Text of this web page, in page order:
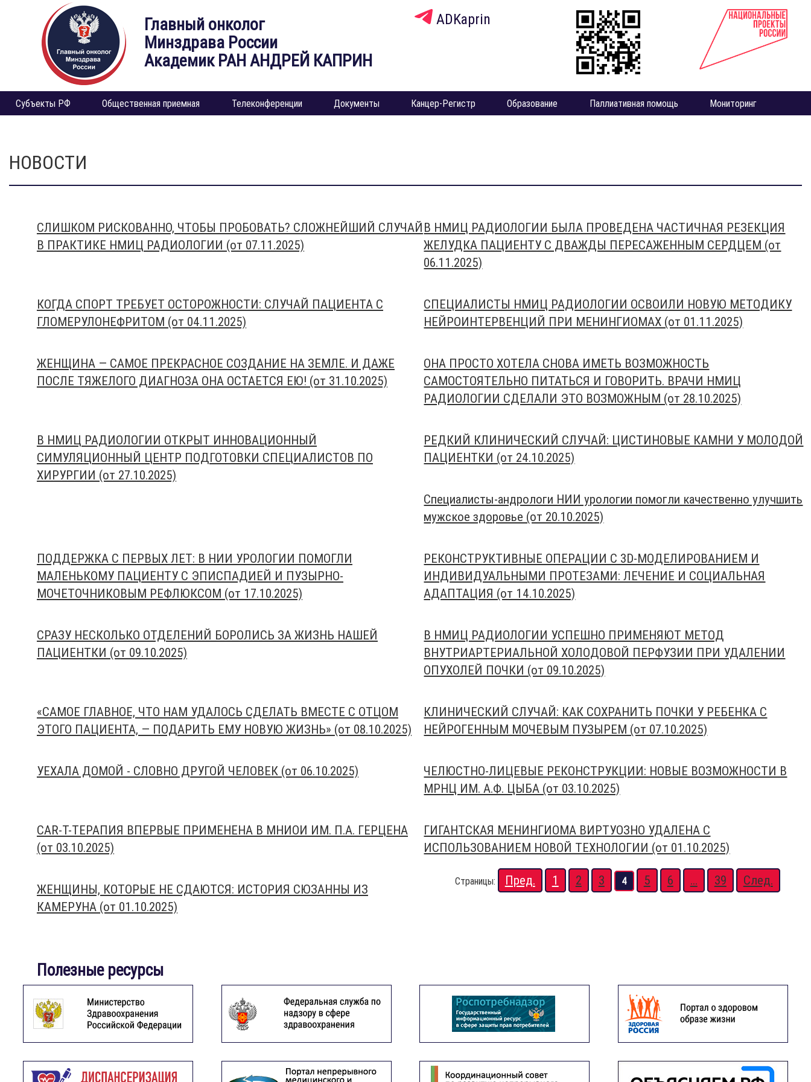
Главный онколог
Минздрава России
Академик РАН АНДРЕЙ КАПРИН
ADKaprin
Субъекты РФ Общественная приемная Телеконференции Документы Канцер-Регистр Образование Паллиативная помощь Мониторинг
НОВОСТИ
СЛИШКОМ РИСКОВАННО, ЧТОБЫ ПРОБОВАТЬ? СЛОЖНЕЙШИЙ СЛУЧАЙ
В ПРАКТИКЕ НМИЦ РАДИОЛОГИИ (от 07.11.2025)
В НМИЦ РАДИОЛОГИИ БЫЛА ПРОВЕДЕНА ЧАСТИЧНАЯ РЕЗЕКЦИЯ
ЖЕЛУДКА ПАЦИЕНТУ С ДВАЖДЫ ПЕРЕСАЖЕННЫМ СЕРДЦЕМ (от
06.11.2025)
КОГДА СПОРТ ТРЕБУЕТ ОСТОРОЖНОСТИ: СЛУЧАЙ ПАЦИЕНТА С
ГЛОМЕРУЛОНЕФРИТОМ (от 04.11.2025)
СПЕЦИАЛИСТЫ НМИЦ РАДИОЛОГИИ ОСВОИЛИ НОВУЮ МЕТОДИКУ
НЕЙРОИНТЕРВЕНЦИЙ ПРИ МЕНИНГИОМАХ (от 01.11.2025)
ЖЕНЩИНА — САМОЕ ПРЕКРАСНОЕ СОЗДАНИЕ НА ЗЕМЛЕ. И ДАЖЕ
ПОСЛЕ ТЯЖЕЛОГО ДИАГНОЗА ОНА ОСТАЕТСЯ ЕЮ! (от 31.10.2025)
ОНА ПРОСТО ХОТЕЛА СНОВА ИМЕТЬ ВОЗМОЖНОСТЬ
САМОСТОЯТЕЛЬНО ПИТАТЬСЯ И ГОВОРИТЬ. ВРАЧИ НМИЦ
РАДИОЛОГИИ СДЕЛАЛИ ЭТО ВОЗМОЖНЫМ (от 28.10.2025)
В НМИЦ РАДИОЛОГИИ ОТКРЫТ ИННОВАЦИОННЫЙ
СИМУЛЯЦИОННЫЙ ЦЕНТР ПОДГОТОВКИ СПЕЦИАЛИСТОВ ПО
ХИРУРГИИ (от 27.10.2025)
РЕДКИЙ КЛИНИЧЕСКИЙ СЛУЧАЙ: ЦИСТИНОВЫЕ КАМНИ У МОЛОДОЙ
ПАЦИЕНТКИ (от 24.10.2025)
Специалисты-андрологи НИИ урологии помогли качественно улучшить
мужское здоровье (от 20.10.2025)
ПОДДЕРЖКА С ПЕРВЫХ ЛЕТ: В НИИ УРОЛОГИИ ПОМОГЛИ
МАЛЕНЬКОМУ ПАЦИЕНТУ С ЭПИСПАДИЕЙ И ПУЗЫРНО-
МОЧЕТОЧНИКОВЫМ РЕФЛЮКСОМ (от 17.10.2025)
РЕКОНСТРУКТИВНЫЕ ОПЕРАЦИИ С 3D-МОДЕЛИРОВАНИЕМ И
ИНДИВИДУАЛЬНЫМИ ПРОТЕЗАМИ: ЛЕЧЕНИЕ И СОЦИАЛЬНАЯ
АДАПТАЦИЯ (от 14.10.2025)
СРАЗУ НЕСКОЛЬКО ОТДЕЛЕНИЙ БОРОЛИСЬ ЗА ЖИЗНЬ НАШЕЙ
ПАЦИЕНТКИ (от 09.10.2025)
В НМИЦ РАДИОЛОГИИ УСПЕШНО ПРИМЕНЯЮТ МЕТОД
ВНУТРИАРТЕРИАЛЬНОЙ ХОЛОДОВОЙ ПЕРФУЗИИ ПРИ УДАЛЕНИИ
ОПУХОЛЕЙ ПОЧКИ (от 09.10.2025)
«САМОЕ ГЛАВНОЕ, ЧТО НАМ УДАЛОСЬ СДЕЛАТЬ ВМЕСТЕ С ОТЦОМ
ЭТОГО ПАЦИЕНТА, — ПОДАРИТЬ ЕМУ НОВУЮ ЖИЗНЬ» (от 08.10.2025)
КЛИНИЧЕСКИЙ СЛУЧАЙ: КАК СОХРАНИТЬ ПОЧКИ У РЕБЕНКА С
НЕЙРОГЕННЫМ МОЧЕВЫМ ПУЗЫРЕМ (от 07.10.2025)
УЕХАЛА ДОМОЙ - СЛОВНО ДРУГОЙ ЧЕЛОВЕК (от 06.10.2025)
ЧЕЛЮСТНО-ЛИЦЕВЫЕ РЕКОНСТРУКЦИИ: НОВЫЕ ВОЗМОЖНОСТИ В
МРНЦ ИМ. А.Ф. ЦЫБА (от 03.10.2025)
CAR-T-ТЕРАПИЯ ВПЕРВЫЕ ПРИМЕНЕНА В МНИОИ ИМ. П.А. ГЕРЦЕНА
(от 03.10.2025)
ГИГАНТСКАЯ МЕНИНГИОМА ВИРТУОЗНО УДАЛЕНА С
ИСПОЛЬЗОВАНИЕМ НОВОЙ ТЕХНОЛОГИИ (от 01.10.2025)
ЖЕНЩИНЫ, КОТОРЫЕ НЕ СДАЮТСЯ: ИСТОРИЯ СЮЗАННЫ ИЗ
КАМЕРУНА (от 01.10.2025)
Страницы: Пред. 1 2 3 4 5 6 ... 39 След.
Полезные ресурсы